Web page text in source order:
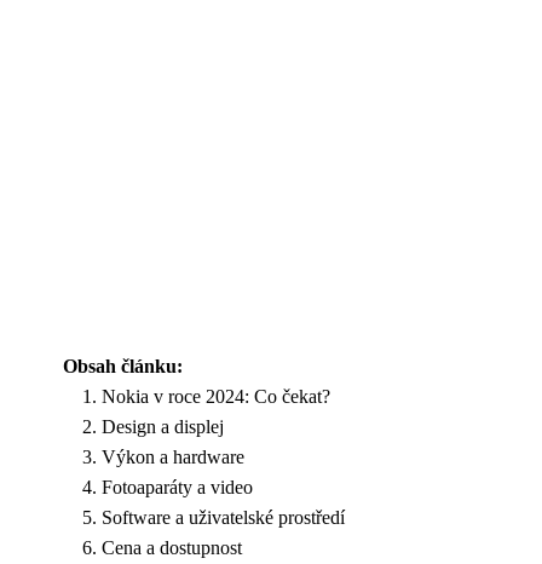
Obsah článku:
Nokia v roce 2024: Co čekat?
Design a displej
Výkon a hardware
Fotoaparáty a video
Software a uživatelské prostředí
Cena a dostupnost